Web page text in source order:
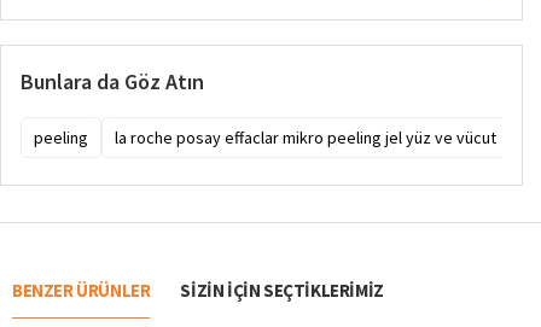
Bunlara da Göz Atın
peeling la roche posay effaclar mikro peeling jel yüz ve vücut
BENZER ÜRÜNLER SIZIN IÇIN SEÇTIKLERIMIZ